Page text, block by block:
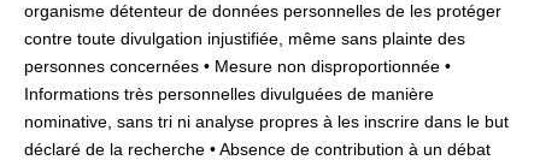
organisme détenteur de données personnelles de les protéger
contre toute divulgation injustifiée, même sans plainte des
personnes concernées • Mesure non disproportionnée •
Informations très personnelles divulguées de manière
nominative, sans tri ni analyse propres à les inscrire dans le but
déclaré de la recherche • Absence de contribution à un débat